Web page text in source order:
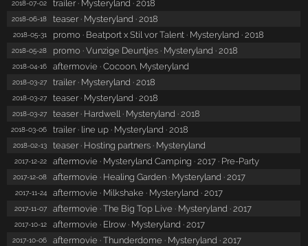
2018-07-02 trailer · Mysteryland · 2018
2018-06-18 teaser · Mysteryland · 2018
2018-05-31 promo · Beatport x Stil vor Talent · Mysteryland · 2018
2018-05-28 promo · Vunzige Deuntjes · Mysteryland · 2018
2018-04-16 aftermovie · Cocoon, Mysteryland
2018-03-27 trailer · Mysteryland · 2018
2018-03-27 teaser · Mysteryland · 2018
2018-03-27 teaser · Hardwell · Mysteryland · 2018
2018-03-06 trailer · line up · Mysteryland · 2018
2018-02-13 teaser · Hosting partners · Mysteryland
2017-12-22 aftermovie · Mysteryland Camping · 2017 · Pre-Party
2017-12-08 aftermovie · Healing Garden · Mysteryland · 2017
2017-11-24 aftermovie · Milkshake · Mysteryland · 2017
2017-11-07 aftermovie · The Big Top Live · Mysteryland · 2017
2017-10-12 aftermovie · Elrow · Mysteryland · 2017
2017-10-06 aftermovie · Thunderdome · Mysteryland · 2017